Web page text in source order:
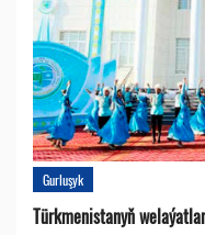
Gurluşyk
Türkmenistanyň